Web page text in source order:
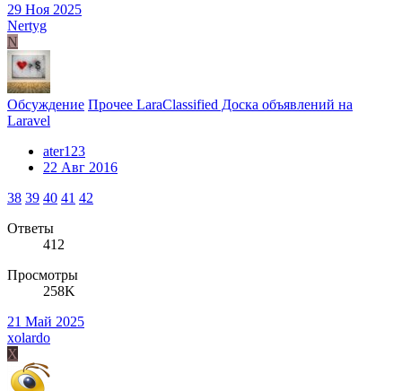
29 Ноя 2025
Nertyg
N
Обсуждение Прочее LaraClassified Доска объявлений на
Laravel
ater123
22 Авг 2016
38 39 40 41 42
Ответы
412
Просмотры
258K
21 Май 2025
xolardo
X